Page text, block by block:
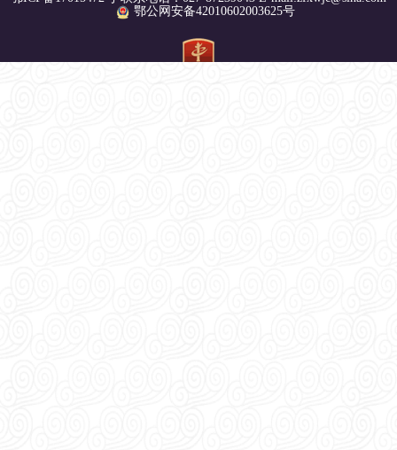
鄂公网安备42010602003625号